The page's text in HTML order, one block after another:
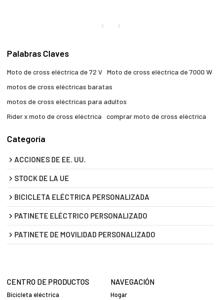
Palabras Claves
Moto de cross eléctrica de 72 V
Moto de cross eléctrica de 7000 W
motos de cross eléctricas baratas
motos de cross eléctricas para adultos
Rider x moto de cross eléctrica
comprar moto de cross eléctrica
Categoría
ACCIONES DE EE. UU.
STOCK DE LA UE
BICICLETA ELÉCTRICA PERSONALIZADA
PATINETE ELÉCTRICO PERSONALIZADO
PATINETE DE MOVILIDAD PERSONALIZADO
CENTRO DE PRODUCTOS
Bicicleta eléctrica
NAVEGACIÓN
Hogar